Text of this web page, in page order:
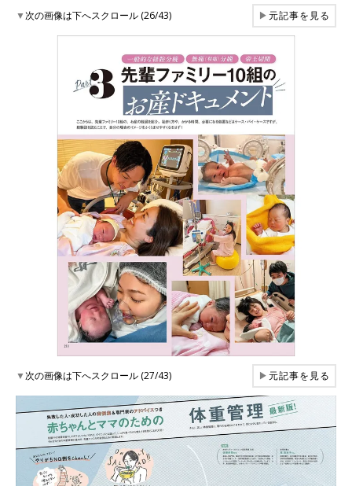
▼次の画像は下へスクロール (26/43) ▶元記事を見る
▼次の画像は下へスクロール (27/43) ▶元記事を見る